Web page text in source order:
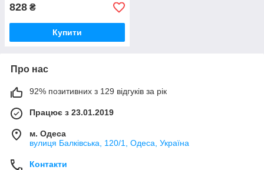
828 ₴
Купити
Про нас
92% позитивних з 129 відгуків за рік
Працює з 23.01.2019
м. Одеса
вулиця Балківська, 120/1, Одеса, Україна
Контакти